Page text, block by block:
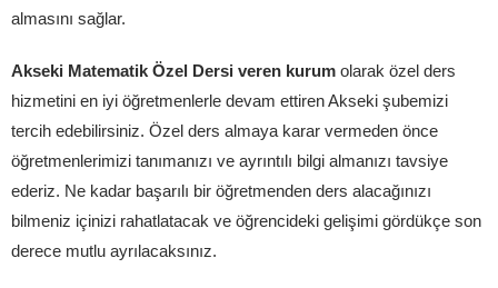
almasını sağlar.
Akseki Matematik Özel Dersi veren kurum olarak özel ders
hizmetini en iyi öğretmenlerle devam ettiren Akseki şubemizi
tercih edebilirsiniz. Özel ders almaya karar vermeden önce
öğretmenlerimizi tanımanızı ve ayrıntılı bilgi almanızı tavsiye
ederiz. Ne kadar başarılı bir öğretmenden ders alacağınızı
bilmeniz içinizi rahatlatacak ve öğrencideki gelişimi gördükçe son
derece mutlu ayrılacaksınız.